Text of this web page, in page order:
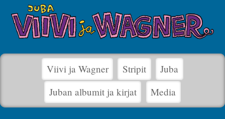
Viivi ja Wagner Stripit
Juba
Juban albumit ja kirjat
Media